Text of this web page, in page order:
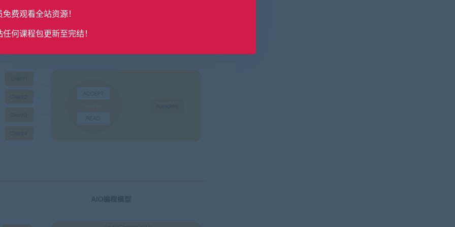
费观看全站资源！
何课程包更新至完结！